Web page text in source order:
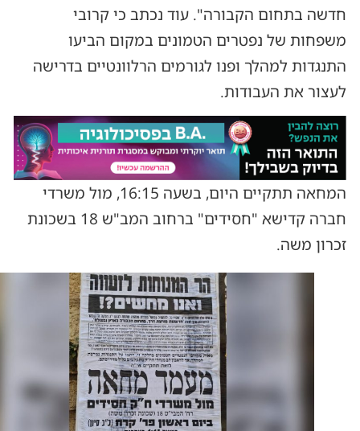
חדשה בתחום הקבורה". עוד נכתב כי קרובי
משפחות של נפטרים הטמונים במקום הביעו
התנגדות למהלך ופנו לגורמים הרלוונטיים בדרישה
לעצור את העבודות.
המחאה תתקיים היום, בשעה 16:15, מול משרדי
חברה קדישא "חסידים" ברחוב המב"ש 18 בשכונת
זכרון משה.